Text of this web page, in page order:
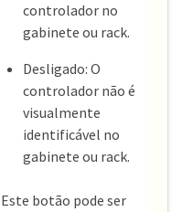
controlador no
gabinete ou rack.
Desligado: O
controlador não é
visualmente
identificável no
gabinete ou rack.
Este botão pode ser